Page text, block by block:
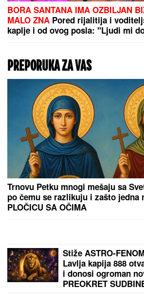
Brat i snajka Teodore Džehverović
u Dubaiju: "Plan nam je bio
"Mislila sam da je samo izašla da
se majka male Andree, od utorka